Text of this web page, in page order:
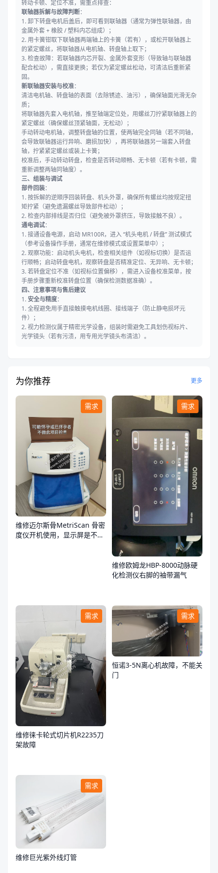
转动卡顿、定位不准，需重点排查：
联轴器拆解与故障判断：
1. 卸下转盘电机后盖后，即可看到联轴器（通常为弹性联轴器，由
金属外套 + 橡胶 / 塑料内芯组成）；
2. 用卡簧钳取下联轴器两端轴上的卡簧（若有），或松开联轴器上
的紧定螺丝，将联轴器从电机轴、转盘轴上取下；
3. 检查故障：若联轴器内芯开裂、金属外套变形（导致轴与联轴器
配合松动），需直接更换；若仅为紧定螺丝松动，可清洁后重新紧
固。
新联轴器安装与校准：
清洁电机轴、转盘轴的表面（去除锈迹、油污），确保轴面光滑无杂
质；
将联轴器先套入电机轴，推至轴端定位处，用螺丝刀拧紧联轴器上的
紧定螺丝（确保螺丝顶紧轴面，无松动）；
手动转动电机轴，调整转盘轴的位置，使两轴完全同轴（若不同轴，
会导致联轴器运行异响、磨损加快），再将联轴器另一端套入转盘
轴，拧紧紧定螺丝或装上卡簧；
校准后，手动转动转盘，检查是否转动顺畅、无卡顿（若有卡顿，需
重新调整两轴同轴度）。
三、组装与调试
部件回装：
1. 按拆解的逆顺序回装转盘、机头外罩，确保所有螺丝均按规定扭
矩拧紧（避免遗漏螺丝导致部件松动）；
2. 检查内部排线是否归位（避免被外罩挤压，导致接触不良）。
通电调试：
1. 接通设备电源，启动 MR100R，进入 “机头电机 / 转盘” 测试模式
（参考设备操作手册，通常在维修模式或设置菜单中）；
2. 观察功能：启动机头电机，检查相关组件（如视标切换）是否运
行顺畅；启动转盘电机，观察转盘是否精准定位、无异响、无卡顿；
3. 若转盘定位不准（如视标位置偏移），需进入设备校准菜单，按
手册步骤重新校准转盘位置（确保检测数据准确）。
四、注意事项与售后建议
1.安全与精度：
1. 全程避免用手直接触摸电机线圈、接线端子（防止静电损坏元
件）；
2. 视力检测仪属于精密光学设备，组装时需避免工具划伤视标片、
光学镜头（若有污渍，用专用光学镜头布清洁）。
为你推荐 更多
需求
维修迈尔斯骨MetriScan 骨密
度仪开机使用，显示屏是不
需求
维修欧姆龙HBP-8000动脉硬
化检测仪右脚的袖带漏气
需求
维修徕卡轮式切片机R2235刀
架故障
需求
恒诺3-5N离心机故障，不能关
门
需求
维修巨光紫外线灯管